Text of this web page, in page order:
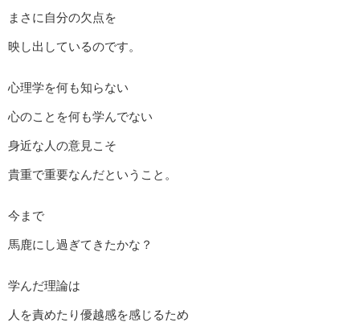
まさに自分の欠点を
映し出しているのです。
心理学を何も知らない
心のことを何も学んでない
身近な人の意見こそ
貴重で重要なんだということ。
今まで
馬鹿にし過ぎてきたかな？
学んだ理論は
人を責めたり優越感を感じるため